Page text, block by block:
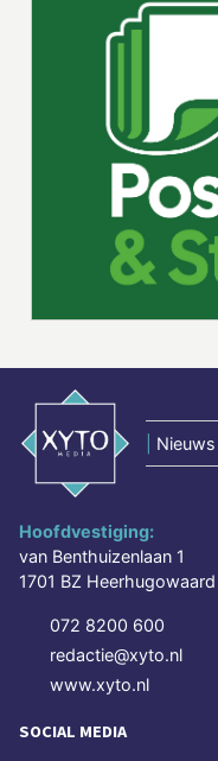
Hoofdvestiging:
van Benthuizenlaan 1
1701 BZ Heerhugowaard
072 8200 600
redactie@xyto.nl
www.xyto.nl
SOCIAL MEDIA